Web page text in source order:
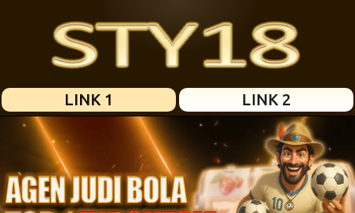
LINK 1 LINK 2